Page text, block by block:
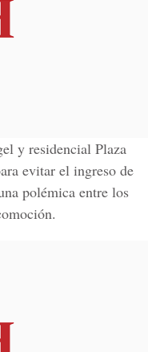
y residencial Plaza
evitar el ingreso de
polémica entre los